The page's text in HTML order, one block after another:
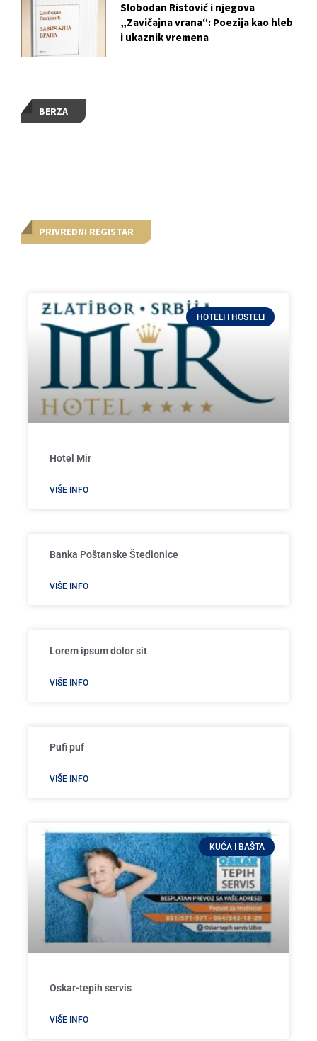
BERZA
PRIVREDNI REGISTAR
HOTELI I HOSTELI
Hotel Mir
VIŠE INFO
Banka Poštanske Štedionice
VIŠE INFO
Lorem ipsum dolor sit
VIŠE INFO
Pufi puf
VIŠE INFO
KUĆA I BAŠTA
Oskar-tepih servis
VIŠE INFO
Slobodan Ristović i njegova
„Zavičajna vrana“: Poezija kao hleb
i ukaznik vremena